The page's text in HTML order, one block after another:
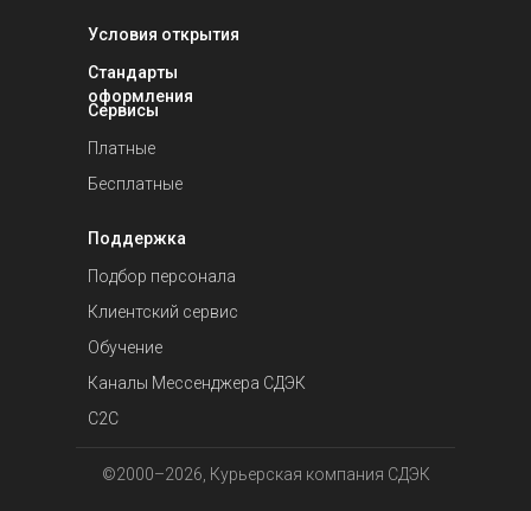
©2000–2026, Курьерская компания СДЭК
Условия открытия
Стандарты
оформления
Сервисы
Поддержка
Клиентский сервис
Обучение
С2С
Каналы Мессенджера СДЭК
Подбор персонала
Бесплатные
Платные